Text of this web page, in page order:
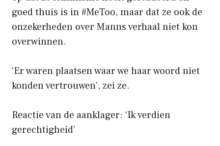
goed thuis is in #MeToo, maar dat ze ook de
onzekerheden over Manns verhaal niet kon
overwinnen.
‘Er waren plaatsen waar we haar woord niet
konden vertrouwen’, zei ze.
Reactie van de aanklager: ‘Ik verdien
gerechtigheid’